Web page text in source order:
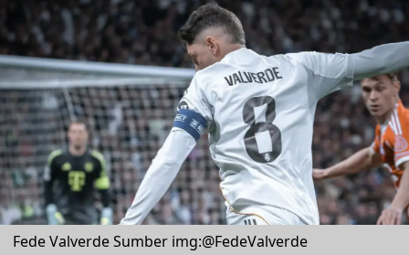
Fede Valverde Sumber img:@FedeValverde